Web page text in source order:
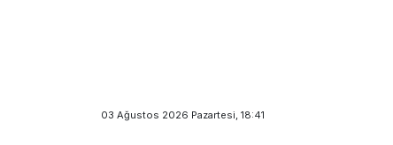
03 Ağustos 2026 Pazartesi, 18:41